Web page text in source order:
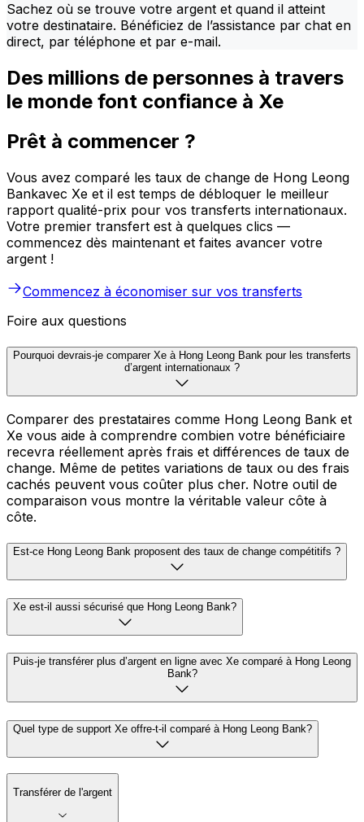
Sachez où se trouve votre argent et quand il atteint
votre destinataire. Bénéficiez de l’assistance par chat en
direct, par téléphone et par e-mail.
Des millions de personnes à travers
le monde font confiance à Xe
Prêt à commencer ?
Vous avez comparé les taux de change de Hong Leong
Bankavec Xe et il est temps de débloquer le meilleur
rapport qualité-prix pour vos transferts internationaux.
Votre premier transfert est à quelques clics —
commencez dès maintenant et faites avancer votre
argent !
Commencez à économiser sur vos transferts
Foire aux questions
Pourquoi devrais-je comparer Xe à Hong Leong Bank pour les transferts
d’argent internationaux ?
Comparer des prestataires comme Hong Leong Bank et
Xe vous aide à comprendre combien votre bénéficiaire
recevra réellement après frais et différences de taux de
change. Même de petites variations de taux ou des frais
cachés peuvent vous coûter plus cher. Notre outil de
comparaison vous montre la véritable valeur côte à
côte.
Est-ce Hong Leong Bank proposent des taux de change compétitifs ?
Xe est-il aussi sécurisé que Hong Leong Bank?
Puis-je transférer plus d’argent en ligne avec Xe comparé à Hong Leong
Bank?
Quel type de support Xe offre-t-il comparé à Hong Leong Bank?
Transférer de l'argent